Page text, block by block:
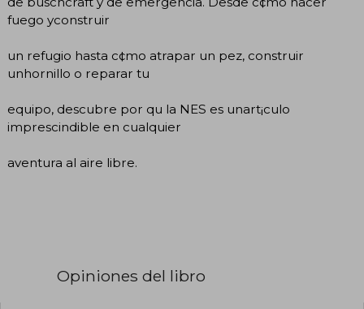
fuego yconstruir
un refugio hasta c¢mo atrapar un pez, construir
unhornillo o reparar tu
equipo, descubre por qu la NES es unart¡culo
imprescindible en cualquier
aventura al aire libre.
Opiniones del libro